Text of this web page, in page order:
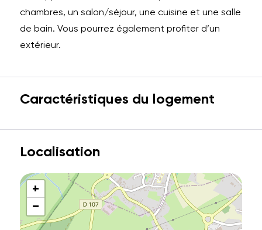
chambres, un salon/séjour, une cuisine et une salle
de bain. Vous pourrez également profiter d’un
extérieur.
Caractéristiques du logement
Localisation
+
−